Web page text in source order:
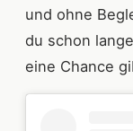
und ohne
du schon
eine Chance